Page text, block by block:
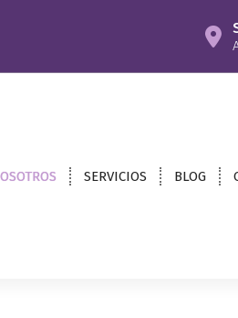
SERVICIOS BLOG